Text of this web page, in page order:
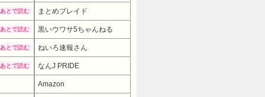
あとで読む まとめブレイド
あとで読む 黒いウワサ5ちゃんねる
あとで読む ねいろ速報さん
あとで読む なんJ PRIDE
Amazon